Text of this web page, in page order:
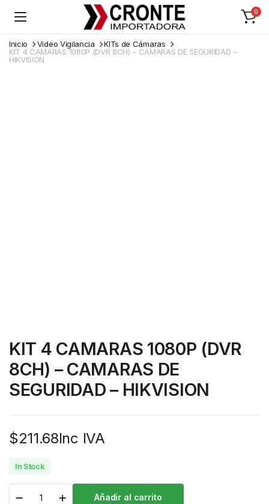
0
Inicio Video Vigilancia
KITs de Cámaras
KIT 4 CAMARAS 1080P (DVR 8CH) – CAMARAS DE SEGURIDAD –
HIKVISION
KIT 4 CAMARAS 1080P (DVR
8CH) – CAMARAS DE
SEGURIDAD – HIKVISION
$211.68Inc IVA
In Stock
Añadir al carrito